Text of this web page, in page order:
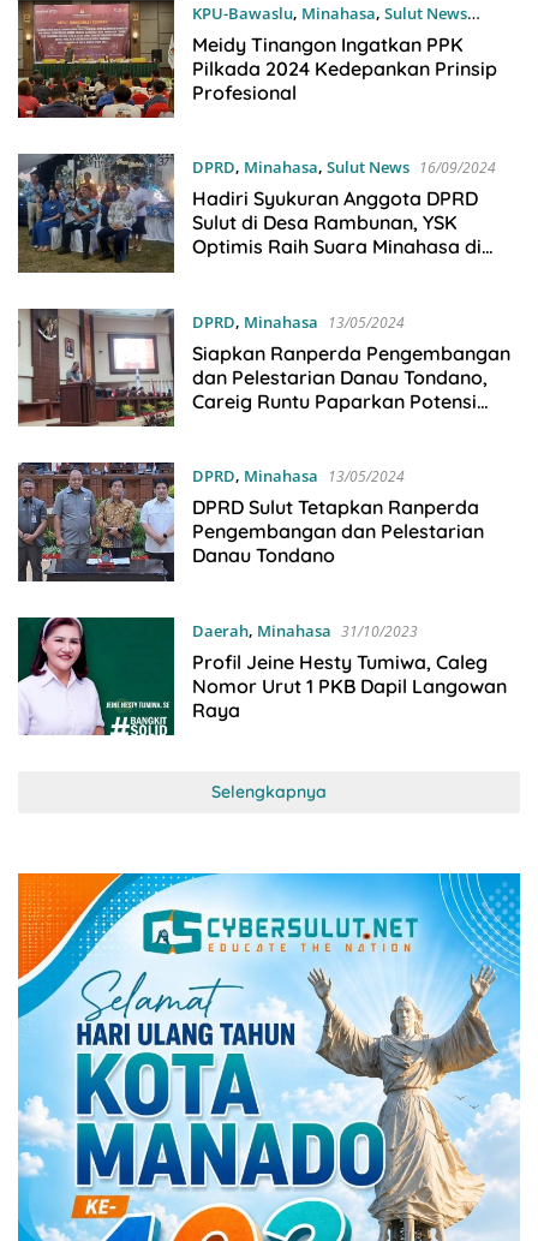
KPU-Bawaslu, Minahasa, Sulut News
17/09/2024
Meidy Tinangon Ingatkan PPK
Pilkada 2024 Kedepankan Prinsip
Profesional
DPRD, Minahasa, Sulut News 16/09/2024
Hadiri Syukuran Anggota DPRD
Sulut di Desa Rambunan, YSK
Optimis Raih Suara Minahasa di
DPRD, Minahasa 13/05/2024
Siapkan Ranperda Pengembangan
dan Pelestarian Danau Tondano,
Careig Runtu Paparkan Potensi
DPRD, Minahasa 13/05/2024
DPRD Sulut Tetapkan Ranperda
Pengembangan dan Pelestarian
Danau Tondano
Daerah, Minahasa 31/10/2023
Profil Jeine Hesty Tumiwa, Caleg
Nomor Urut 1 PKB Dapil Langowan
Raya
Selengkapnya